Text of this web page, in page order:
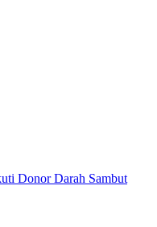
Donor Darah Sambut